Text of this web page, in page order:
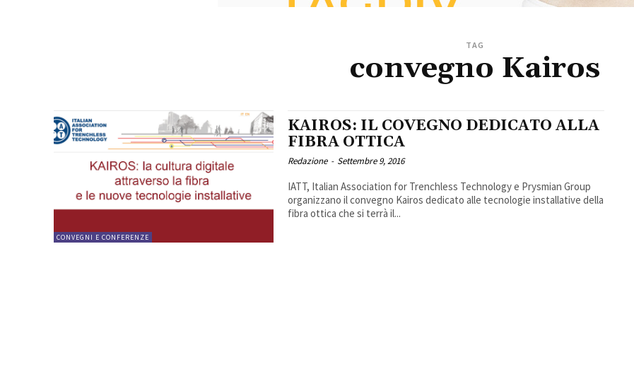
TAG
convegno Kairos
CONVEGNI E CONFERENZE
KAIROS: IL COVEGNO DEDICATO ALLA
FIBRA OTTICA
Redazione - Settembre 9, 2016
IATT, Italian Association for Trenchless Technology e Prysmian Group
organizzano il convegno Kairos dedicato alle tecnologie installative della
fibra ottica che si terrà il...